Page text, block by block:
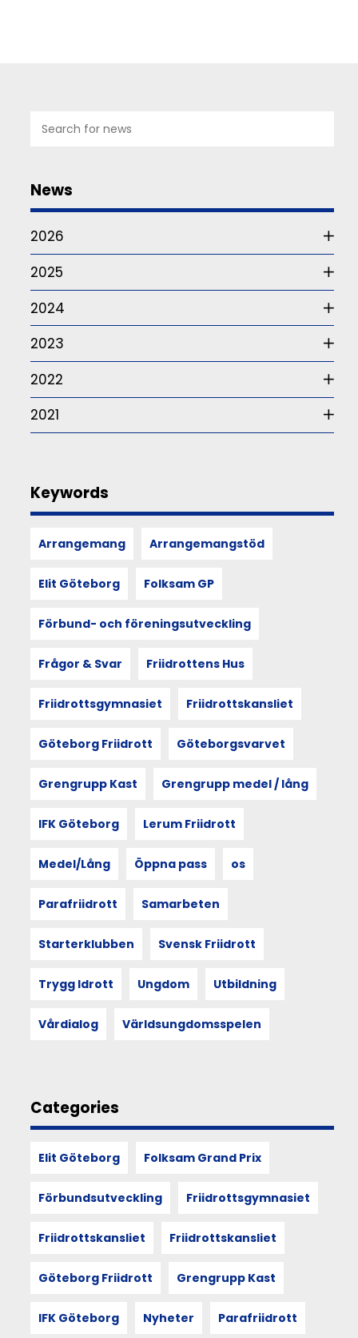
News
2026
2025
2024
2023
2022
2021
Keywords
Arrangemang Arrangemangstöd
Elit Göteborg Folksam GP
Förbund- och föreningsutveckling
Frågor & Svar Friidrottens Hus
Friidrottsgymnasiet Friidrottskansliet
Göteborg Friidrott Göteborgsvarvet
Grengrupp Kast Grengrupp medel / lång
IFK Göteborg Lerum Friidrott
Medel/Lång Öppna pass os
Parafriidrott Samarbeten
Starterklubben Svensk Friidrott
Trygg Idrott Ungdom Utbildning
Vårdialog Världsungdomsspelen
Categories
Elit Göteborg Folksam Grand Prix
Förbundsutveckling Friidrottsgymnasiet
Friidrottskansliet Friidrottskansliet
Göteborg Friidrott Grengrupp Kast
IFK Göteborg Nyheter Parafriidrott
07
2026
Studie
om
funktionärskap
Det
är
frågan
som
ur
ett
somatiskt
–
alltså
hur
rörelser
och
kroppsliga
formar
återspeglar
från
Utgångspunkten
sociologen
princip
togetherness
människan
rummet
Och
mötet
andra
kan
på
funktionärskap,
och
egen
plats
det.